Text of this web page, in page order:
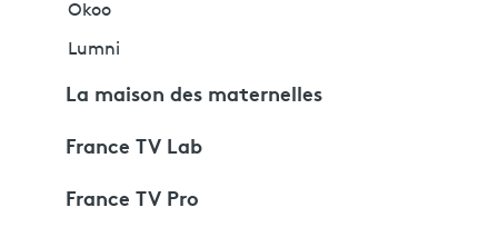
Okoo
Lumni
La maison des maternelles
France TV Lab
France TV Pro